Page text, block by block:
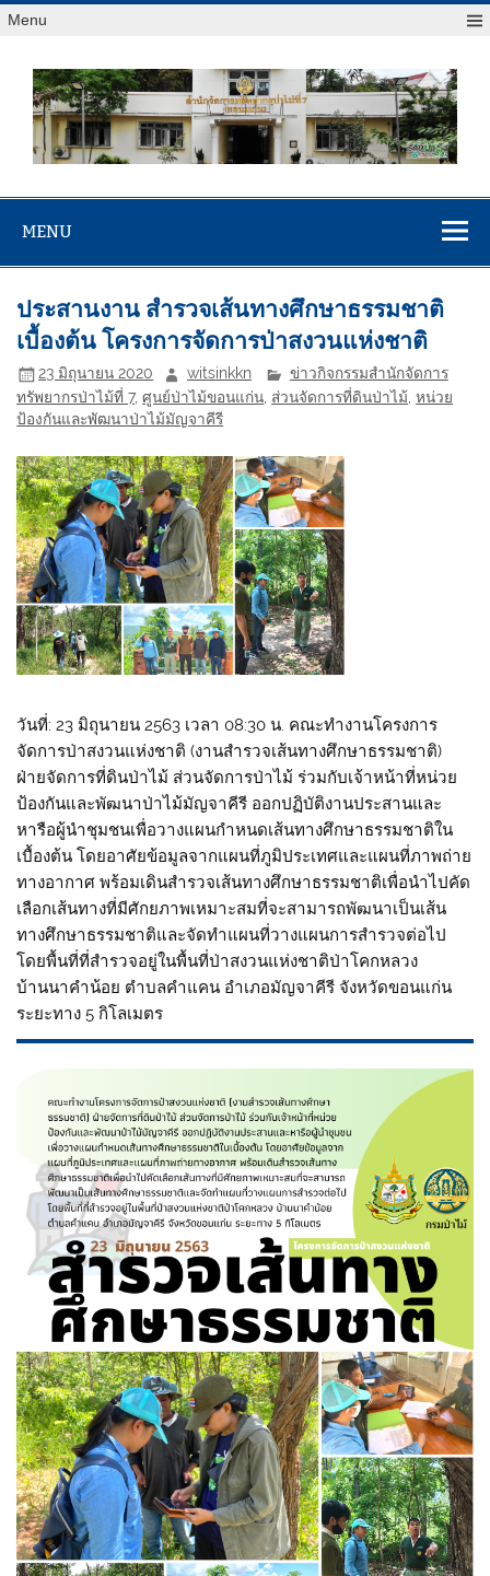
Menu
สจป.ที่ 7
(ขอนแก่น)
MENU
ประสานงาน สำรวจเส้นทางศึกษาธรรมชาติ
เบื้องต้น โครงการจัดการป่าสงวนแห่งชาติ
23 มิถุนายน 2020 witsinkkn
ข่าวกิจกรรมสำนักจัดการ
ทรัพยากรป่าไม้ที่ 7,ศูนย์ป่าไม้ขอนแก่น ส่วนจัดการที่ดินป่าไม้ ,หน่วย
ป้องกันและพัฒนาป่าไม้มัญจาคีรี
วันที่: 23 มิถุนายน 2563 เวลา 08:30 น. คณะทำงานโครงการ
จัดการป่าสงวนแห่งชาติ (งานสำรวจเส้นทางศึกษาธรรมชาติ)
ฝ่ายจัดการที่ดินป่าไม้ ส่วนจัดการป่าไม้ ร่วมกับเจ้าหน้าที่หน่วย
ป้องกันและพัฒนาป่าไม้มัญจาคีรี ออกปฏิบัติงานประสานและ
หารือผู้นำชุมชนเพื่อวางแผนกำหนดเส้นทางศึกษาธรรมชาติใน
เบื้องต้น โดยอาศัยข้อมูลจากแผนที่ภูมิประเทศและแผนที่ภาพถ่าย
ทางอากาศ พร้อมเดินสำรวจเส้นทางศึกษาธรรมชาติเพื่อนำไปคัด
เลือกเส้นทางที่มีศักยภาพเหมาะสมที่จะสามารถพัฒนาเป็นเส้น
ทางศึกษาธรรมชาติและจัดทำแผนที่วางแผนการสำรวจต่อไป
โดยพื้นที่ที่สำรวจอยู่ในพื้นที่ป่าสงวนแห่งชาติป่าโคกหลวง
บ้านนาคำน้อย ตำบลคำแคน อำเภอมัญจาคีรี จังหวัดขอนแก่น
ระยะทาง 5 กิโลเมตร